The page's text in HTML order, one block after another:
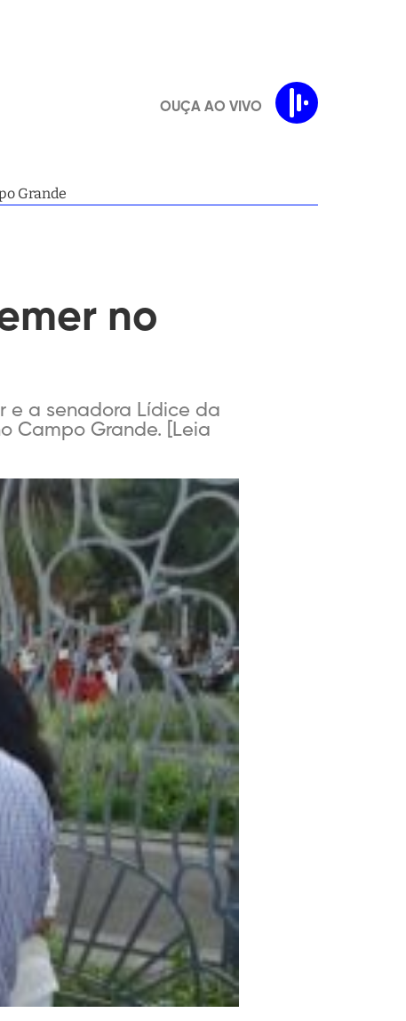
OUÇA AO VIVO
Grande
no
e a senadora Lídice da
Campo Grande. [Leia